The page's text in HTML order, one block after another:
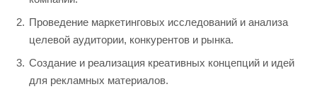
Проведение маркетинговых исследований и анализа
целевой аудитории, конкурентов и рынка.
Создание и реализация креативных концепций и идей
для рекламных материалов.